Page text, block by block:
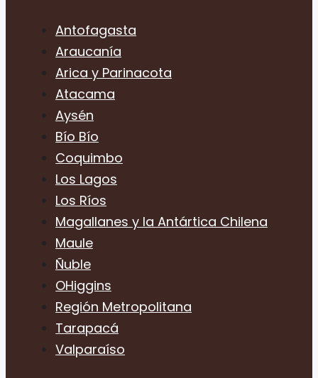
Antofagasta
Araucanía
Arica y Parinacota
Atacama
Aysén
Bío Bío
Coquimbo
Los Lagos
Los Ríos
Magallanes y la Antártica Chilena
Maule
Ñuble
OHiggins
Región Metropolitana
Tarapacá
Valparaíso